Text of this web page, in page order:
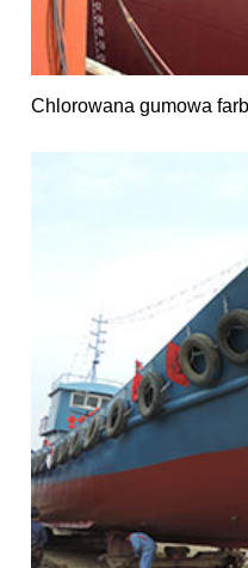
Chlorowana gumowa